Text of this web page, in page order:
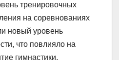
тренировочных
на соревнованиях
новый уровень
что повлияло на
гимнастики.